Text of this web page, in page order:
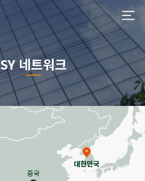
SY 네트워크
대한민국
중국